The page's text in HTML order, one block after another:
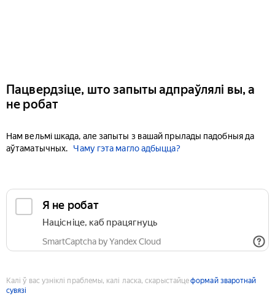
Пацвердзіце, што запыты адпраўлялі вы, а
не робат
Нам вельмі шкада, але запыты з вашай прылады падобныя да
аўтаматычных.
Чаму гэта магло адбыцца?
Я не робат
Націсніце, каб працягнуць
SmartCaptcha by Yandex Cloud
Калі ў вас узніклі праблемы, калі ласка, скарыстайцеформай зваротнай
сувязі